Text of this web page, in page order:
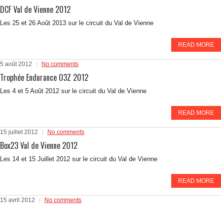
DCF Val de Vienne 2012
Les 25 et 26 Août 2013 sur le circuit du Val de Vienne
READ MORE
5 août 2012 No comments
Trophée Endurance O3Z 2012
Les 4 et 5 Août 2012 sur le circuit du Val de Vienne
READ MORE
15 juillet 2012 No comments
Box23 Val de Vienne 2012
Les 14 et 15 Juillet 2012 sur le circuit du Val de Vienne
READ MORE
15 avril 2012 No comments